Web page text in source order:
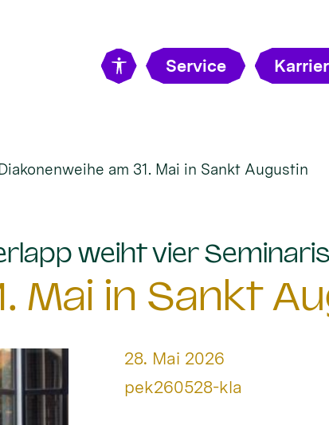
Service
am 31. Mai in Sankt Augustin
weiht vier
Mai in Sankt
Datum:
28. Mai 2026
Von:
pek260528-kla